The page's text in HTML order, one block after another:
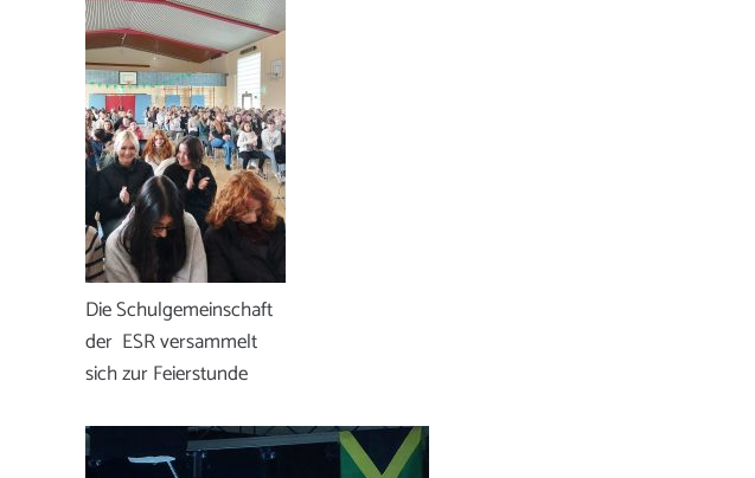
Die Schulgemeinschaft
der ESR versammelt
sich zur Feierstunde